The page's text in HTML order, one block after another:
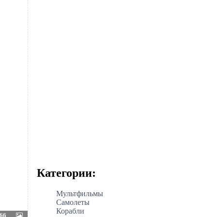
Категории:
Мультфильмы
Самолеты
Корабли